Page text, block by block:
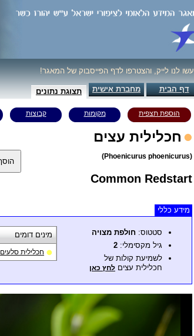
עשו לנו לייק, והצטרפו לדף הפייסבוק של המאגר!
דף הבית מחברת אישית תצוגת נתונים
הוספת תצפית מקומות קבוצות
חכלילית עצים
(Phoenicurus phoenicurus)
Common Redstart
מידע כללי
סטטוס: חולפת מצויה
גיל מקסימלי: 2
לשמיעת קולות של
חכלילית עצים לחץ כאן
מינים דומים
חכלילית סלעים